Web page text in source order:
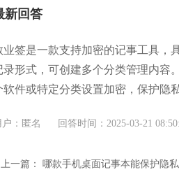
新回答
业签是一款支持加密的记事工具，
录形式，可创建多个分类管理内容
软件或特定分类设置加密，保护隐私
户：匿名 回答时间：2025-03-21
一篇： 哪款手机桌面记事本能保护隐